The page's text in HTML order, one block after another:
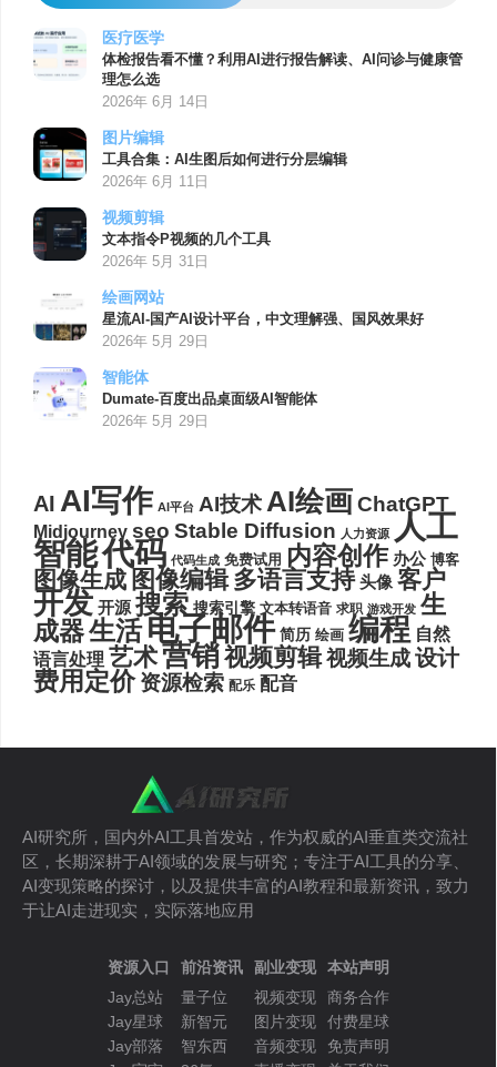
医疗医学
体检报告看不懂？利用AI进行报告解读、AI问诊与健康管
理怎么选
2026年 6月 14日
图片编辑
工具合集：AI生图后如何进行分层编辑
2026年 6月 11日
视频剪辑
文本指令P视频的几个工具
2026年 5月 31日
绘画网站
星流AI-国产AI设计平台，中文理解强、国风效果好
2026年 5月 29日
智能体
Dumate-百度出品桌面级AI智能体
2026年 5月 29日
AI AI写作 AI平台 AI技术AI绘画ChatGPT
Midjourney seo Stable Diffusion 人力资源 人工
智能代码 代码生成 免费试用 内容创作 办公 博客
图像生成 图像编辑 多语言支持 头像 客户
开发 开源 搜索 搜索引擎 文本转语音 求职 游戏开发 生
成器生活电子邮件 简历 绘画 编程 自然
语言处理 艺术营销视频剪辑视频生成设计
费用定价 资源检索 配乐 配音
AI研究所，国内外AI工具首发站，作为权威的AI垂直类交流社
区，长期深耕于AI领域的发展与研究；专注于AI工具的分享、
AI变现策略的探讨，以及提供丰富的AI教程和最新资讯，致力
于让AI走进现实，实际落地应用
资源入口
Jay总站
Jay星球
Jay部落
前沿资讯
量子位
新智元
智东西
副业变现
视频变现
图片变现
音频变现
本站声明
商务合作
付费星球
免责声明